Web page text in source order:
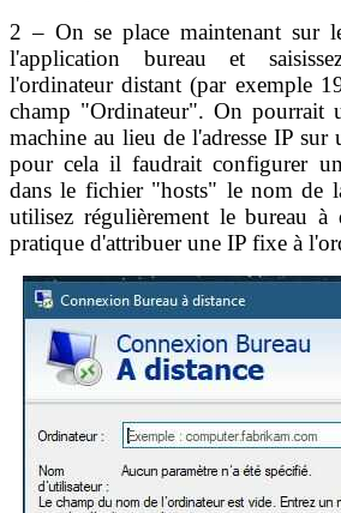
2 – On se place maintenant sur
l'application bureau et
l'ordinateur distant (par exemple
champ "Ordinateur". On pourrait
machine au lieu de l'adresse IP sur
pour cela il faudrait configurer
dans le fichier "hosts" le nom de
utilisez régulièrement le bureau à
pratique d'attribuer une IP fixe à